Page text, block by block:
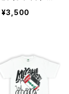
宮平牛乳のオリ
ジナルTシャツ
¥3,500